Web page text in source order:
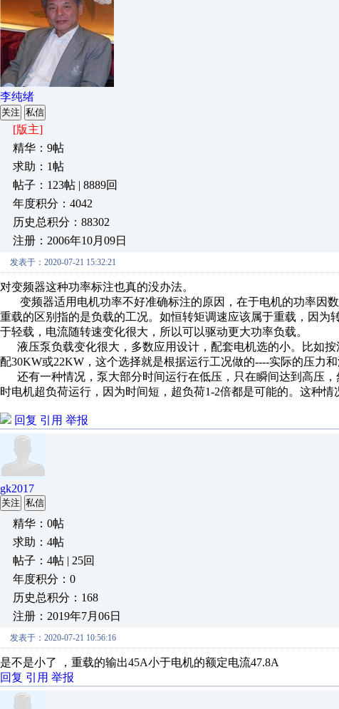
李纯绪
关注 私信
[版主]
精华：9帖
求助：1帖
帖子：123帖 | 8889回
年度积分：4042
历史总积分：88302
注册：2006年10月09日
发表于：2020-07-21 15:32:21
对变频器这种功率标注也真的没办法。
变频器适用电机功率不好准确标注的原因，在于电机的功率因数
重载的区别指的是负载的工况。如恒转矩调速应该属于重载，因
于轻载，电流随转速变化很大，所以可以驱动更大功率负载。
液压泵负载变化很大，多数应用设计，配套电机选的小。比如
配30KW或22KW，这个选择就是根据运行工况做的----实际的压力和
还有一种情况，泵大部分时间运行在低压，只在瞬间达到高压
时电机超负荷运行，因为时间短，超负荷1-2倍都是可能的。这种情
回复 引用 举报
gk2017
关注 私信
精华：0帖
求助：4帖
帖子：4帖 | 25回
年度积分：0
历史总积分：168
注册：2019年7月06日
发表于：2020-07-21 10:56:16
是不是小了 ，重载的输出45A小于电机的额定电流47.8A
回复 引用 举报